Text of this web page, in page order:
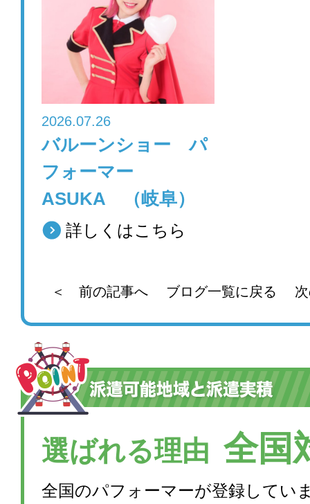
2026.07.26
バルーンショー パ
フォーマー
ASUKA （岐阜）
詳しくはこちら
＜ 前の記事へ ブログ一覧に戻る
選ばれる理由 全国
全国のパフォーマーが登録してい